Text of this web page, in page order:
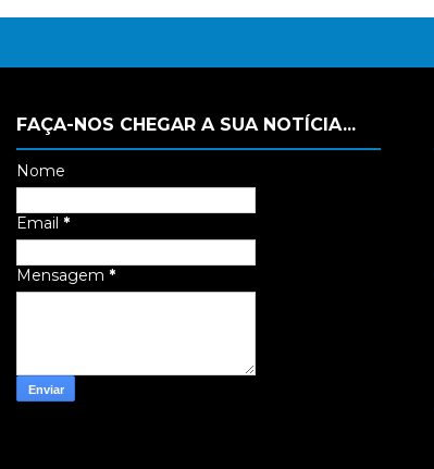
FAÇA-NOS CHEGAR A SUA NOTÍCIA...
Nome
Email *
Mensagem *